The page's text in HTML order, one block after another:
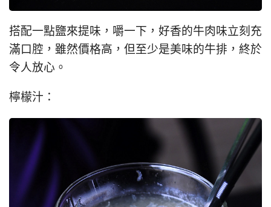
搭配一點鹽來提味，嚼一下，好香的牛肉味立刻充
滿口腔，雖然價格高，但至少是美味的牛排，終於
令人放心。
檸檬汁：